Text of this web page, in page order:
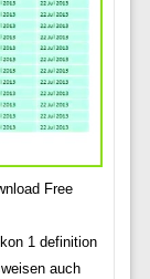
Free
1 definition
auch